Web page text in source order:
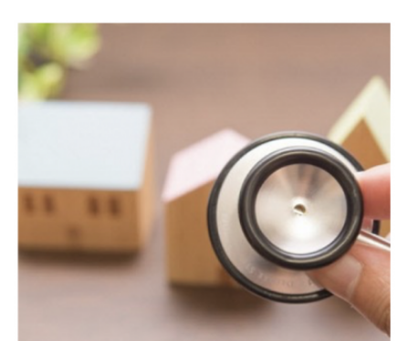
adaptan a las necesidades individuales de cada persona.
A continuación, detallaremos los diferentes tipos de apoyo
disponibles.